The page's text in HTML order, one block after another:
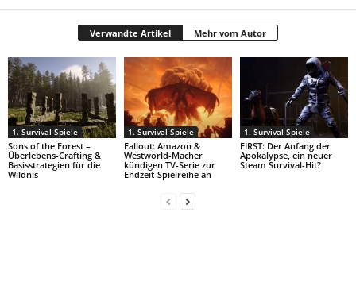
Verwandte Artikel Mehr vom Autor
1. Survival Spiele
Sons of the Forest –
Überlebens-Crafting &
Basisstrategien für die
Wildnis
1. Survival Spiele
Fallout: Amazon &
Westworld-Macher
kündigen TV-Serie zur
Endzeit-Spielreihe an
1. Survival Spiele
FIRST: Der Anfang der
Apokalypse, ein neuer
Steam Survival-Hit?